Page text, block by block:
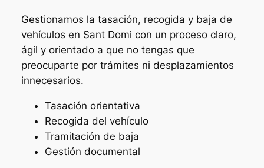
Gestionamos la tasación, recogida y baja de
vehículos en Sant Domi con un proceso claro,
ágil y orientado a que no tengas que
preocuparte por trámites ni desplazamientos
innecesarios.
Tasación orientativa
Recogida del vehículo
Tramitación de baja
Gestión documental